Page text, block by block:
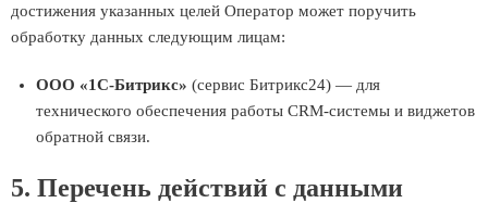
достижения указанных целей Оператор может поручить
обработку данных следующим лицам:
ООО «1С-Битрикс» (сервис Битрикс24) — для
технического обеспечения работы CRM-системы и виджетов
обратной связи.
5. Перечень действий с данными